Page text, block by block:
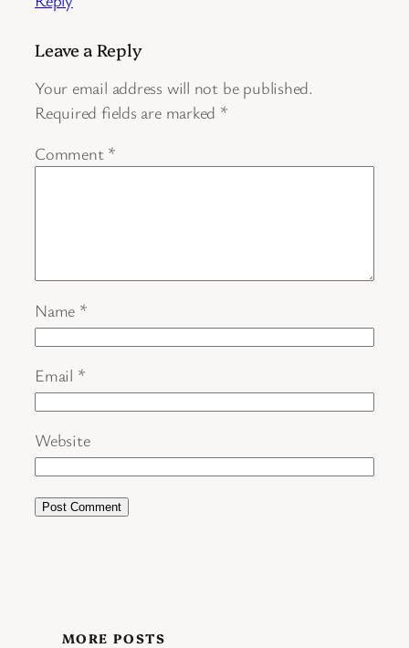
Leave a Reply
Your email address will not be published.
Required fields are marked *
Comment *
Name *
Email *
Website
MORE POSTS